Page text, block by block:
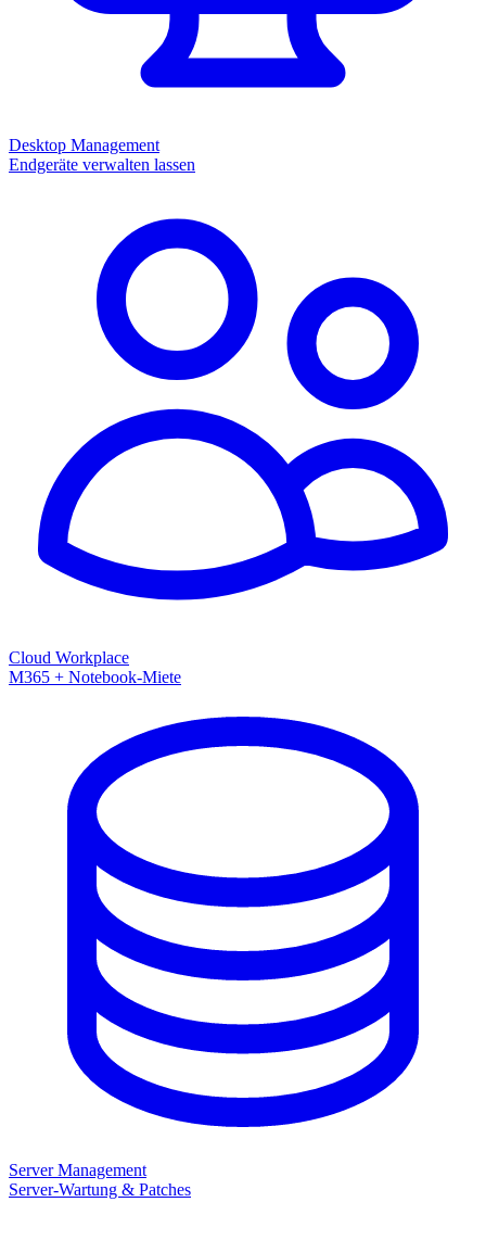
Desktop Management
Endgeräte verwalten lassen
Cloud Workplace
M365 + Notebook-Miete
Server Management
Server-Wartung & Patches